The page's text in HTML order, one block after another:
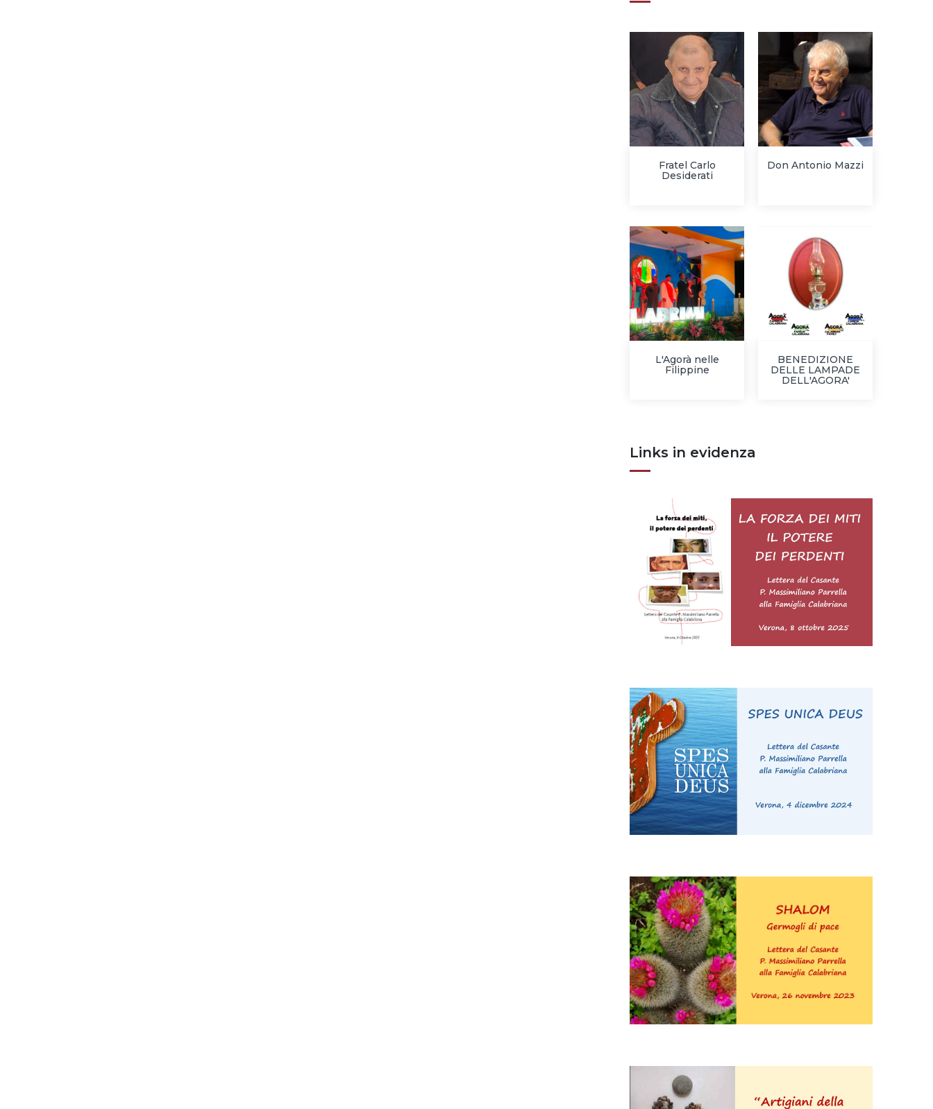
Fratel Carlo
Desiderati
Don Antonio Mazzi
L'Agorà nelle
Filippine
BENEDIZIONE
DELLE LAMPADE
DELL'AGORA'
Links in evidenza